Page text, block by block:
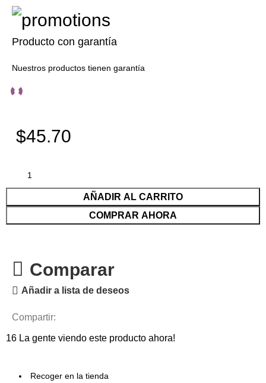
Producto con garantía
Nuestros productos tienen garantía
$45.70
AÑADIR AL CARRITO
COMPRAR AHORA
Comparar
Añadir a lista de deseos
Compartir:
16 La gente viendo este producto ahora!
Recoger en la tienda